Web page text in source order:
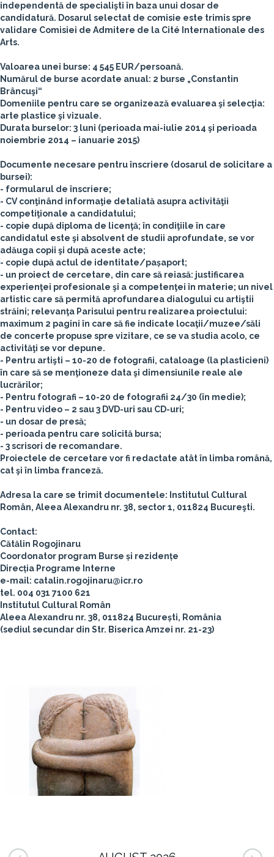
independentă de specialişti în baza unui dosar de
candidatură. Dosarul selectat de comisie este trimis spre
validare Comisiei de Admitere de la Cité Internationale des
Arts.
Valoarea unei burse: 4 545 EUR/persoană.
Numărul de burse acordate anual: 2 burse „Constantin
Brâncuşi“
Domeniile pentru care se organizează evaluarea şi selecţia:
arte plastice şi vizuale.
Durata burselor: 3 luni (perioada mai-iulie 2014 şi perioada
noiembrie 2014 – ianuarie 2015)
Documente necesare pentru înscriere (dosarul de solicitare a
bursei):
- formularul de înscriere;
- CV conţinând informaţie detaliată asupra activităţii
competiţionale a candidatului;
- copie după diploma de licenţă; în condiţiile în care
candidatul este şi absolvent de studii aprofundate, se vor
adăuga copii şi după aceste acte;
- copie după actul de identitate/pașaport;
- un proiect de cercetare, din care să reiasă: justificarea
experienţei profesionale şi a competenţei în materie; un nivel
artistic care să permită aprofundarea dialogului cu artiştii
străini; relevanţa Parisului pentru realizarea proiectului:
maximum 2 pagini în care să fie indicate locaţii/muzee/săli
de concerte propuse spre vizitare, ce se va studia acolo, ce
activităţi se vor depune.
- Pentru artişti – 10-20 de fotografii, cataloage (la plasticieni)
în care să se menţioneze data şi dimensiunile reale ale
lucrărilor;
- Pentru fotografi – 10-20 de fotografii 24/30 (în medie);
- Pentru video – 2 sau 3 DVD-uri sau CD-uri;
- un dosar de presă;
- perioada pentru care solicită bursa;
- 3 scrisori de recomandare.
Proiectele de cercetare vor fi redactate atât în limba română,
cat şi în limba franceză.
Adresa la care se trimit documentele: Institutul Cultural
Român, Aleea Alexandru nr. 38, sector 1, 011824 Bucureşti.
Contact:
Cătălin Rogojinaru
Coordonator program Burse și rezidențe
Direcția Programe Interne
e-mail: catalin.rogojinaru@icr.ro
tel. 004 031 7100 621
Institutul Cultural Român
Aleea Alexandru nr. 38, 011824 București, România
(sediul secundar din Str. Biserica Amzei nr. 21-23)